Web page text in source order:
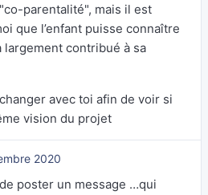
parentalité", mais il est
que l’enfant puisse connaître
largement contribué à sa
avec toi afin de voir si
vision du projet
2020
poster un message …qui